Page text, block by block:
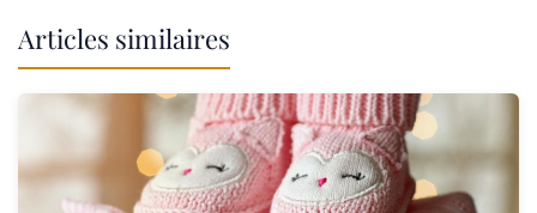
Articles similaires